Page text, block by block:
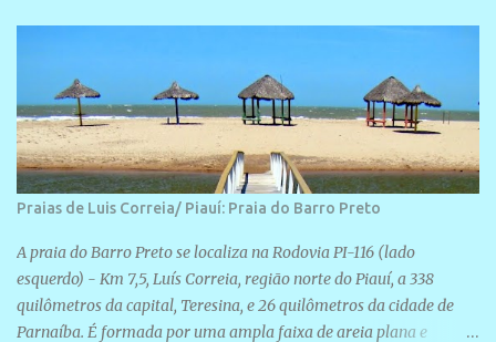
Praias de Luis Correia/ Piauí: Praia do Barro Preto
A praia do Barro Preto se localiza na Rodovia PI-116 (lado
esquerdo) - Km 7,5, Luís Correia, região norte do Piauí, a 338
quilômetros da capital, Teresina, e 26 quilômetros da cidade de
Parnaíba. É formada por uma ampla faixa de areia plana e